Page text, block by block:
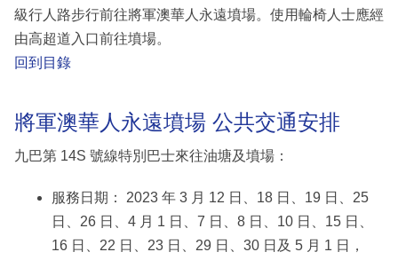
級行人路步行前往將軍澳華人永遠墳場。使用輪椅人士應經
由高超道入口前往墳場。
回到目錄
將軍澳華人永遠墳場 公共交通安排
九巴第 14S 號線特別巴士來往油塘及墳場：
服務日期： 2023 年 3 月 12 日、18 日、19 日、25
日、26 日、4 月 1 日、7 日、8 日、10 日、15 日、
16 日、22 日、23 日、29 日、30 日及 5 月 1 日，